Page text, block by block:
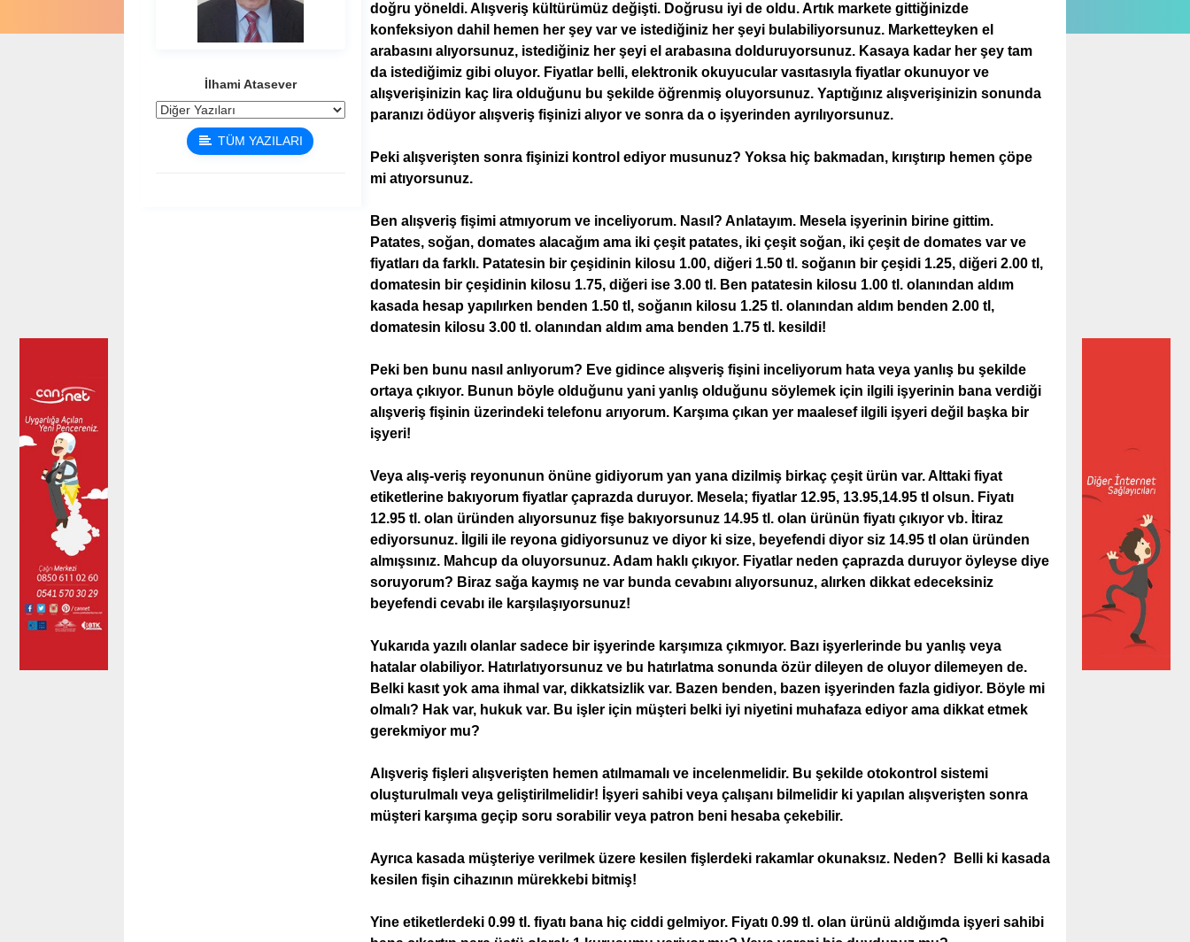
İlhami Atasever
TÜM YAZILARI
doğru yöneldi. Alışveriş kültürümüz değişti. Doğrusu iyi de oldu. Artık markete gittiğinizde
konfeksiyon dahil hemen her şey var ve istediğiniz her şeyi bulabiliyorsunuz. Marketteyken el
arabasını alıyorsunuz, istediğiniz her şeyi el arabasına dolduruyorsunuz. Kasaya kadar her şey tam
da istediğimiz gibi oluyor. Fiyatlar belli, elektronik okuyucular vasıtasıyla fiyatlar okunuyor ve
alışverişinizin kaç lira olduğunu bu şekilde öğrenmiş oluyorsunuz. Yaptığınız alışverişinizin sonunda
paranızı ödüyor alışveriş fişinizi alıyor ve sonra da o işyerinden ayrılıyorsunuz.
Peki alışverişten sonra fişinizi kontrol ediyor musunuz? Yoksa hiç bakmadan, kırıştırıp hemen çöpe
mi atıyorsunuz.
Ben alışveriş fişimi atmıyorum ve inceliyorum. Nasıl? Anlatayım. Mesela işyerinin birine gittim.
Patates, soğan, domates alacağım ama iki çeşit patates, iki çeşit soğan, iki çeşit de domates var ve
fiyatları da farklı. Patatesin bir çeşidinin kilosu 1.00, diğeri 1.50 tl. soğanın bir çeşidi 1.25, diğeri 2.00 tl,
domatesin bir çeşidinin kilosu 1.75, diğeri ise 3.00 tl. Ben patatesin kilosu 1.00 tl. olanından aldım
kasada hesap yapılırken benden 1.50 tl, soğanın kilosu 1.25 tl. olanından aldım benden 2.00 tl,
domatesin kilosu 3.00 tl. olanından aldım ama benden 1.75 tl. kesildi!
Peki ben bunu nasıl anlıyorum? Eve gidince alışveriş fişini inceliyorum hata veya yanlış bu şekilde
ortaya çıkıyor. Bunun böyle olduğunu yani yanlış olduğunu söylemek için ilgili işyerinin bana verdiği
alışveriş fişinin üzerindeki telefonu arıyorum. Karşıma çıkan yer maalesef ilgili işyeri değil başka bir
işyeri!
Veya alış-veriş reyonunun önüne gidiyorum yan yana dizilmiş birkaç çeşit ürün var. Alttaki fiyat
etiketlerine bakıyorum fiyatlar çaprazda duruyor. Mesela; fiyatlar 12.95, 13.95,14.95 tl olsun. Fiyatı
12.95 tl. olan üründen alıyorsunuz fişe bakıyorsunuz 14.95 tl. olan ürünün fiyatı çıkıyor vb. İtiraz
ediyorsunuz. İlgili ile reyona gidiyorsunuz ve diyor ki size, beyefendi diyor siz 14.95 tl olan üründen
almışsınız. Mahcup da oluyorsunuz. Adam haklı çıkıyor. Fiyatlar neden çaprazda duruyor öyleyse diye
soruyorum? Biraz sağa kaymış ne var bunda cevabını alıyorsunuz, alırken dikkat edeceksiniz
beyefendi cevabı ile karşılaşıyorsunuz!
Yukarıda yazılı olanlar sadece bir işyerinde karşımıza çıkmıyor. Bazı işyerlerinde bu yanlış veya
hatalar olabiliyor. Hatırlatıyorsunuz ve bu hatırlatma sonunda özür dileyen de oluyor dilemeyen de.
Belki kasıt yok ama ihmal var, dikkatsizlik var. Bazen benden, bazen işyerinden fazla gidiyor. Böyle mi
olmalı? Hak var, hukuk var. Bu işler için müşteri belki iyi niyetini muhafaza ediyor ama dikkat etmek
gerekmiyor mu?
Alışveriş fişleri alışverişten hemen atılmamalı ve incelenmelidir. Bu şekilde otokontrol sistemi
oluşturulmalı veya geliştirilmelidir! İşyeri sahibi veya çalışanı bilmelidir ki yapılan alışverişten sonra
müşteri karşıma geçip soru sorabilir veya patron beni hesaba çekebilir.
Ayrıca kasada müşteriye verilmek üzere kesilen fişlerdeki rakamlar okunaksız. Neden? Belli ki kasada
kesilen fişin cihazının mürekkebi bitmiş!
Yine etiketlerdeki 0.99 tl. fiyatı bana hiç ciddi gelmiyor. Fiyatı 0.99 tl. olan ürünü aldığımda işyeri sahibi